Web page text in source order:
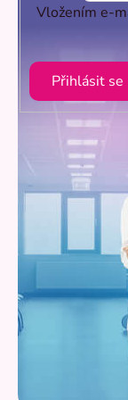
Vložením e-
Přihlásit se